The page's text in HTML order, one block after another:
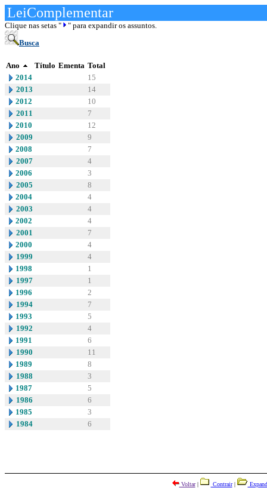
LeiComplementar
Clique nas setas "
" para expandir os assuntos.
Busca
Ano Título Ementa Total
2014
15
2013
14
2012
10
2011
7
2010
12
2009
9
2008
7
2007
4
2006
3
2005
8
2004
4
2003
4
2002
4
2001
7
2000
4
1999
4
1998
1
1997
1
1996
2
1994
7
1993
5
1992
4
1991
6
1990
11
1989
8
1988
3
1987
5
1986
6
1985
3
1984
6
Voltar| Contrair|